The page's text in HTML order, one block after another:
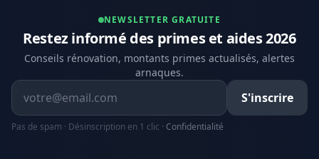
NEWSLETTER GRATUITE
Restez informé des primes et aides 2026
Conseils rénovation, montants primes actualisés, alertes
arnaques.
Adresse email
S'inscrire
Pas de spam · Désinscription en 1 clic · Confidentialité